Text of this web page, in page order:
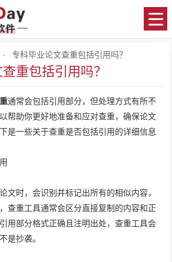
- 专科毕业论文查重包括引用吗？
重包括引用吗？
通常会包括引用部分，但处理方式有所不
帮助你更好地准备和应对查重，确保论文
是一些关于查重是否包括引用的详细信息
文时，会识别并标记出所有的相似内容，
查重工具通常会区分直接复制的内容和正
用部分格式正确且注明出处，查重工具会
是抄袭。